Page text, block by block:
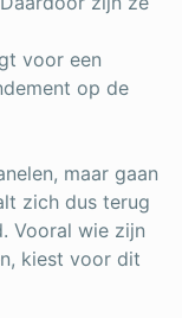
voor een
op de
maar gaan
zich dus terug
Vooral wie zijn
kiest voor dit